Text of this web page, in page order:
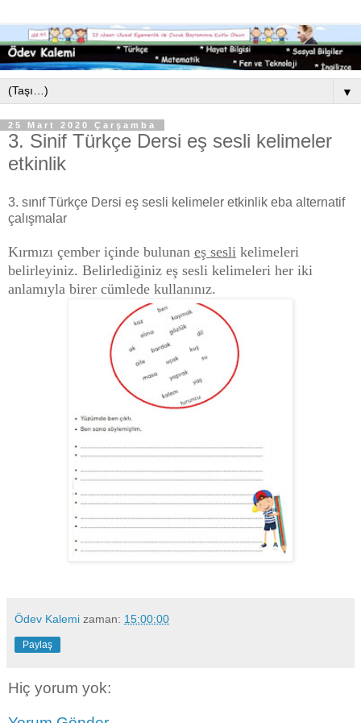
▼
25 Mart 2020 Çarşamba
3. Sinif Türkçe Dersi eş sesli kelimeler
etkinlik
3. sınıf Türkçe Dersi eş sesli kelimeler etkinlik eba alternatif
çalışmalar
Kırmızı çember içinde bulunan eş sesli kelimeleri
belirleyiniz. Belirlediğiniz eş sesli kelimeleri her iki
anlamıyla birer cümlede kullanınız.
Ödev Kalemi zaman: 15:00:00
Paylaş
Hiç yorum yok: